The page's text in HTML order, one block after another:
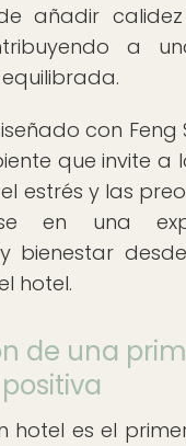
añadir
a
con Feng
que invite a
estrés y las
en una
bienestar
hotel.
de una
hotel es el